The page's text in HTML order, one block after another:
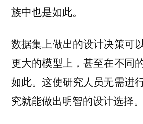
族中也是如此。
数据集上做出的设计决策可
更大的模型上，甚至在不同
如此。这使研究人员无需进
究就能做出明智的设计选择。